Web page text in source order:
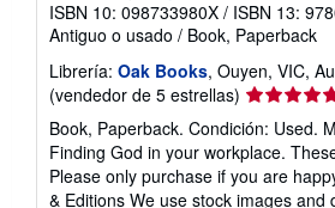
ISBN 10: 098733980X / ISBN 13:
Antiguo o usado / Book, Paperback
Librería: Oak Books, Ouyen, VIC,
(vendedor de 5 estrellas) Calificación
del
vendedor:
5
de
Book, Paperback. Condición: Used.
Finding God in your workplace.
Please only purchase if you are
& Editions We use stock images and